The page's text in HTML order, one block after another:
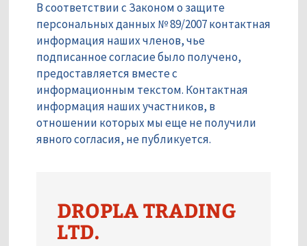
В соответствии с Законом о защите
персональных данных № 89/2007 контактная
информация наших членов, чье
подписанное согласие было получено,
предоставляется вместе с
информационным текстом. Контактная
информация наших участников, в
отношении которых мы еще не получили
явного согласия, не публикуется.
DROPLA TRADING
LTD.